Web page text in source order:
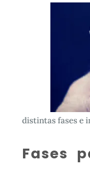
distintas fases e
Fases